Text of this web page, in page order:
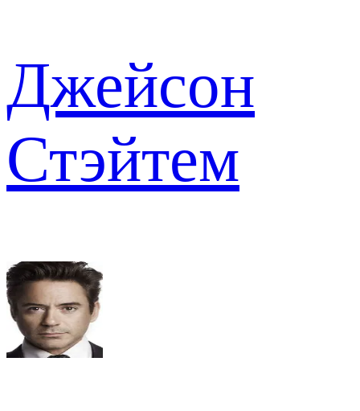
Джейсон
Стэйтем